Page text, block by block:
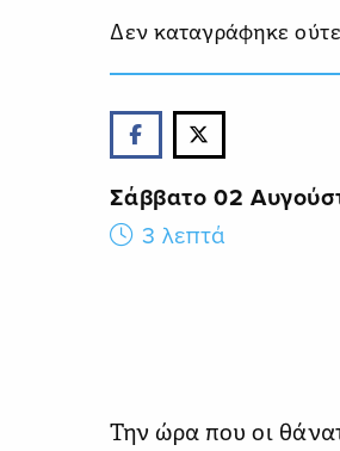
Δεν καταγράφηκε
Σάββατο 02
3 λεπτά
Την ώρα που οι